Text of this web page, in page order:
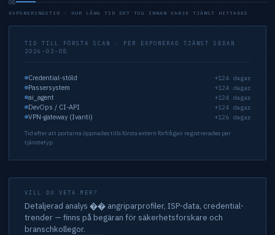
08
EXPONERINGSTID · HUR LÅNG TID DET TOG INNAN VARJE TJÄNST HITTADES
TID TILL FÖRSTA SCAN · PER EXPONERAD TJÄNST SEDAN
2026-03-08
Credential-stöld +124 dagar
Passersystem +124 dagar
ai_agent +124 dagar
DevOps / CI-API +124 dagar
VPN-gateway (Ivanti)
+126 dagar
Tid efter att portarna öppnades tills första extern förfrågan registrerades per
tjänstetyp
VILL DU VETA MER?
Detaljerad analys �� angriparprofiler, ISP-data, credential-
trender — finns på begäran för säkerhetsforskare och
branschkollegor.